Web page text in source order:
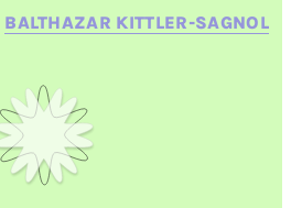
BALTHAZAR KITTLER-SAGNOL